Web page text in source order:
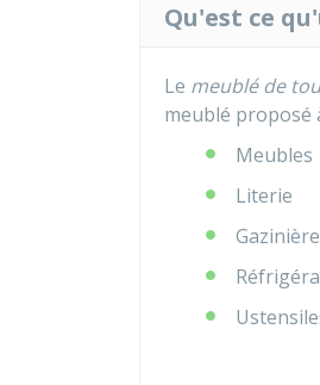
Qu'est ce
Le meublé de
meublé proposé
Meubles
Literie